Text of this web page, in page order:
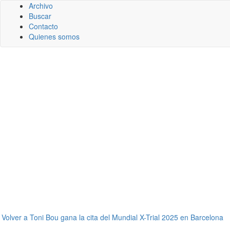
Archivo
Buscar
Contacto
Quienes somos
Volver a Toni Bou gana la cita del Mundial X-Trial 2025 en Barcelona